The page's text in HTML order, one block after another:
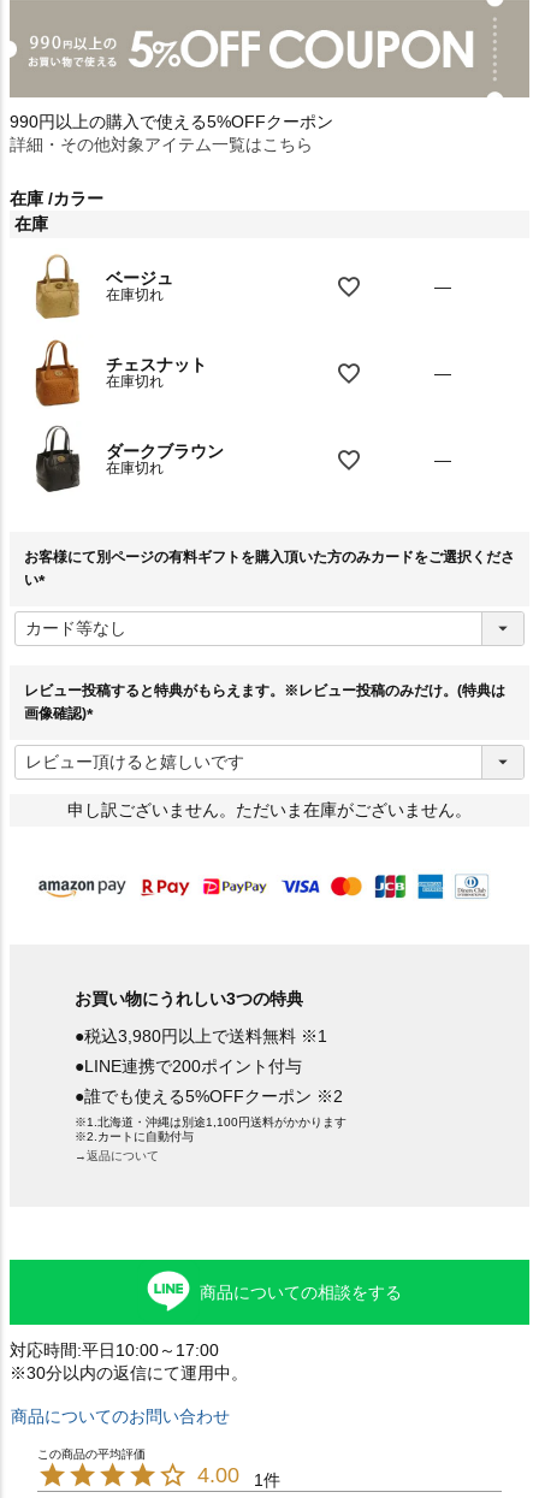
990円以上の購入で使える5%OFFクーポン
詳細・その他対象アイテム一覧はこちら
在庫 カラー
在庫
ベージュ
在庫切れ —
チェスナット
在庫切れ —
ダークブラウン
在庫切れ —
お客様にて別ページの有料ギフトを購入頂いた方のみカードをご選択くださ
い
必
須
レビュー投稿すると特典がもらえます。※レビュー投稿のみだけ。(特典は
画像確認)
必
須
)
申し訳ございません。ただいま在庫がございません。
お買い物にうれしい3つの特典
●税込3,980円以上で送料無料 ※1
●LINE連携で200ポイント付与
●誰でも使える5%OFFクーポン ※2
※1.北海道・沖縄は別途1,100円送料がかかります
※2.カートに自動付与
→返品について
商品についての相談をする
対応時間:平日10:00～17:00
※30分以内の返信にて運用中。
商品についてのお問い合わせ
4.00 1